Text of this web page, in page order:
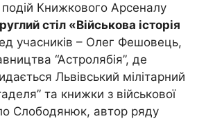
подій Книжкового Арсеналу
стіл «Військова історія
учасників – Олег Фешовець,
“Астролябія”, де
Львівський мілітарний
та книжки з військової
Слободянюк, автор ряду